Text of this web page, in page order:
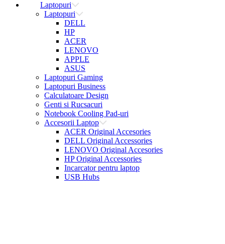
Laptopuri
Laptopuri
DELL
HP
ACER
LENOVO
APPLE
ASUS
Laptopuri Gaming
Laptopuri Business
Calculatoare Design
Genti si Rucsacuri
Notebook Cooling Pad-uri
Accesorii Laptop
ACER Original Accesories
DELL Original Accessories
LENOVO Original Accesories
HP Original Accessories
Incarcator pentru laptop
USB Hubs